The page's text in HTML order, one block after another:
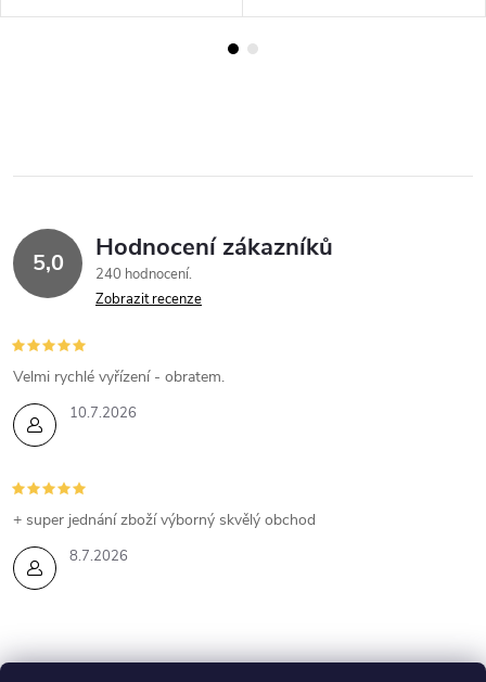
5,0 Hodnocení zákazníků
240 hodnocení
Zobrazit recenze
10.7.2026
Velmi rychlé vyřízení - obratem.
8.7.2026
+ super jednání zboží výborný skvělý obchod